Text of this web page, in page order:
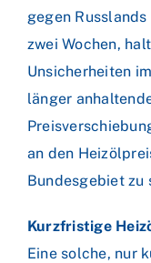
gegen
zwei Wochen,
Unsicherheiten
länger
an den
Bundesgebiet zu
Kurzfristige
Eine solche, nur